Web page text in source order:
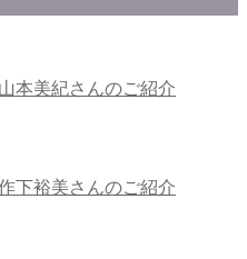
本美紀さんのご紹介
下裕美さんのご紹介